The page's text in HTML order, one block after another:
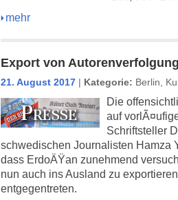
mehr
Export von
21. August 2017 | Kategorie: Berlin
Die
auf
Schriftsteller
schwedischen Journalisten Hamza
dass ErdoÄŸan zunehmend
nun auch ins Ausland zu
entgegentreten.